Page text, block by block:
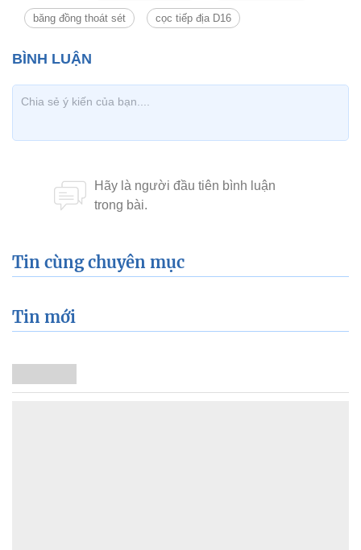
băng đồng thoát sét cọc tiếp địa D16
Tin cùng chuyên mục
Tin mới